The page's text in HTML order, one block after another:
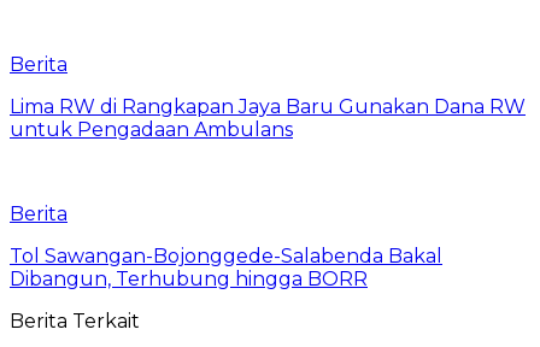
Berita
Lima RW di Rangkapan Jaya Baru Gunakan Dana RW
untuk Pengadaan Ambulans
Berita
Tol Sawangan-Bojonggede-Salabenda Bakal
Dibangun, Terhubung hingga BORR
Berita Terkait